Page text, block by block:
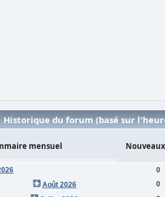
Historique du forum (basé sur
mensuel
0
Août 2026
0